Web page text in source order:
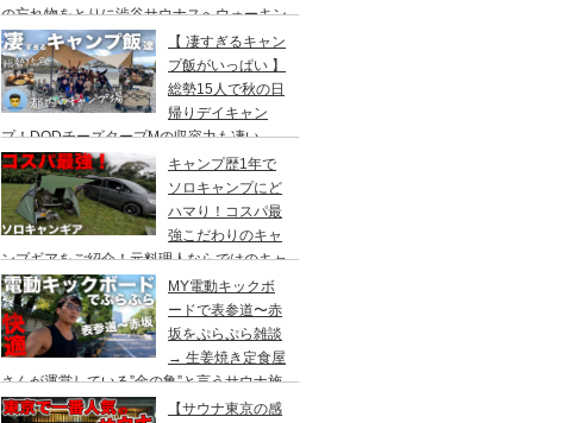
の忘れ物をとりに渋谷サウナスへウォーキン
グ→ ランチはカレー食べに六本木のCoCo壱
番屋へ
【 凄すぎるキャン
プ飯がいっぱい 】
総勢15人で秋の日
帰りデイキャン
プ！DODチーズタープMの収容力も凄い。
都内のキャンプ場”秋川橋河川公園バーベキ
ューランド”
キャンプ歴1年で
ソロキャンプにど
ハマり！コスパ最
強こだわりのキャ
ンプギアをご紹介！元料理人ならではのキャ
ンプ飯も堪能。今回は、千葉県一番星キャン
プ場で雨キャンプでソログルキャンプ。
MY電動キックボ
ードで表参道〜赤
坂をぷらぷら雑談
→ 生姜焼き定食屋
さんが運営している”金の亀”と言うサウナ施
設へ行ってきました。
【サウナ東京の感